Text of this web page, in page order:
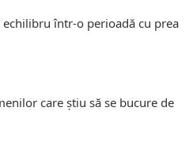
echilibru într-o perioadă cu prea
care știu să se bucure de